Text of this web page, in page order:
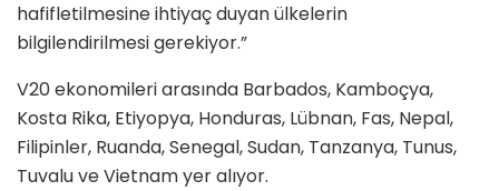
hafifletilmesine ihtiyaç duyan ülkelerin
bilgilendirilmesi gerekiyor.”
V20 ekonomileri arasında Barbados, Kamboçya,
Kosta Rika, Etiyopya, Honduras, Lübnan, Fas, Nepal,
Filipinler, Ruanda, Senegal, Sudan, Tanzanya, Tunus,
Tuvalu ve Vietnam yer alıyor.